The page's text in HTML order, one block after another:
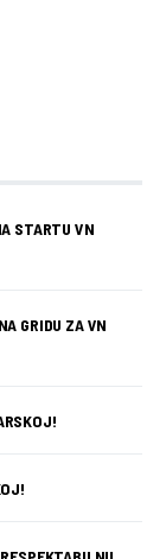
STARTU VN
GRIDU ZA VN